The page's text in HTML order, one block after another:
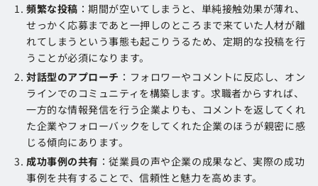
頻繁な投稿 ：期間が空いてしまうと、単純接触効果が薄れ、
せっかく応募まであと一押しのところまで来ていた人材が離
れてしまうという事態も起こりうるため、定期的な投稿を行
うことが必須になります。
対話型のアプローチ ：フォロワーやコメントに反応し、オン
ラインでのコミュニティを構築します。求職者からすれば、
一方的な情報発信を行う企業よりも、コメントを返してくれ
た企業やフォローバックをしてくれた企業のほうが親密に感
じる傾向にあります。
成功事例の共有 ：従業員の声や企業の成果など、実際の成功
事例を共有することで、信頼性と魅力を高めます。